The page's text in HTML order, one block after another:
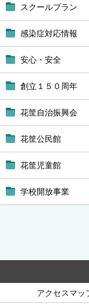
スクールプラン
感染症対応情報
安心・安全
創立１５０周年
花筐自治振興会
花筐公民館
花筐児童館
学校開放事業
アクセスマッ